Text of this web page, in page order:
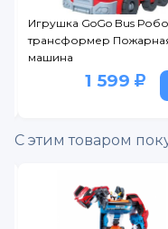
Игрушка GoGo Bus
трансформер
машина
1 599
С этим товаром